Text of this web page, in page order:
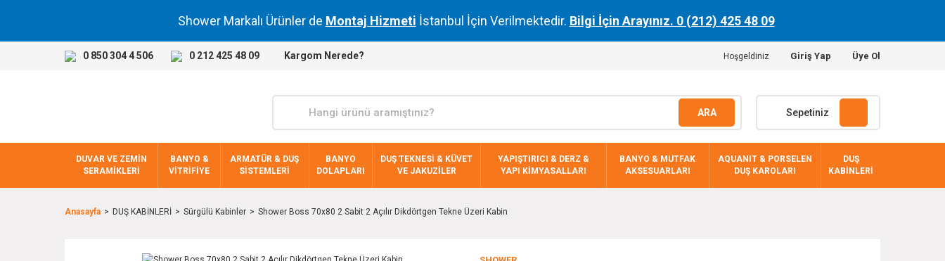
Shower Markalı Ürünler de Montaj Hizmeti İstanbul İçin Verilmektedir. Bilgi İçin Arayınız. 0 (212) 425 48 09
0 850 304 4 506 0 212 425 48 09 Kargom Nerede? Hoşgeldiniz Giriş Yap Üye Ol
ARA Sepetiniz
DUVAR VE ZEMİN
SERAMİKLERİ
BANYO &
VİTRİFİYE
ARMATÜR & DUŞ
SİSTEMLERİ
BANYO
DOLAPLARI
DUŞ TEKNESİ & KÜVET
VE JAKUZİLER
YAPIŞTIRICI & DERZ &
YAPI KİMYASALLARI
BANYO & MUTFAK
AKSESUARLARI
AQUANIT & PORSELEN
DUŞ KAROLARI
DUŞ
KABİNLERİ
Anasayfa DUŞ KABİNLERİ Sürgülü Kabinler Shower Boss 70x80 2 Sabit 2 Açılır Dikdörtgen Tekne Üzeri Kabin